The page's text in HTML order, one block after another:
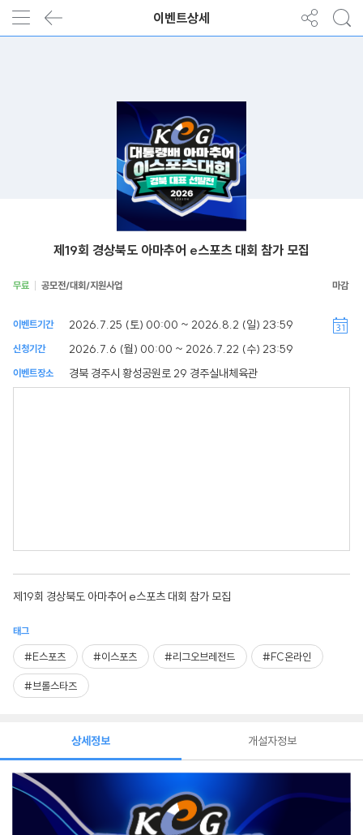
이벤트상세
제19회 경상북도 아마추어 e스포츠 대회 참가 모집
무료 공모전/대회/지원사업
이벤트기간 2026.7.25 (토) 00:00 ~ 2026.8.2 (일) 23:59
신청기간 2026.7.6 (월) 00:00 ~ 2026.7.22 (수) 23:59
이벤트장소 경북 경주시 황성공원로 29 경주실내체육관
제19회 경상북도 아마추어 e스포츠 대회 참가 모집
태그
#E스포츠 #이스포츠 #리그오브레전드 #FC온라인
#브롤스타즈
상세정보 개설자정보